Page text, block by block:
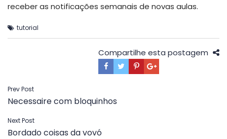
receber as notificações semanais de novas aulas.
tutorial
Compartilhe esta postagem
Navegação
de
Post
Prev Post
Necessaire com bloquinhos
Next Post
Bordado coisas da vovó